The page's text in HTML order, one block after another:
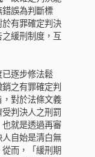
誤為判斷標
於有罪確定判決
緩刑制度，互
已逐步修法鬆
之有罪確定判
對於法條文義
判決人之刑罰
就是透過再審
自始是清白無
而，「緩刑期